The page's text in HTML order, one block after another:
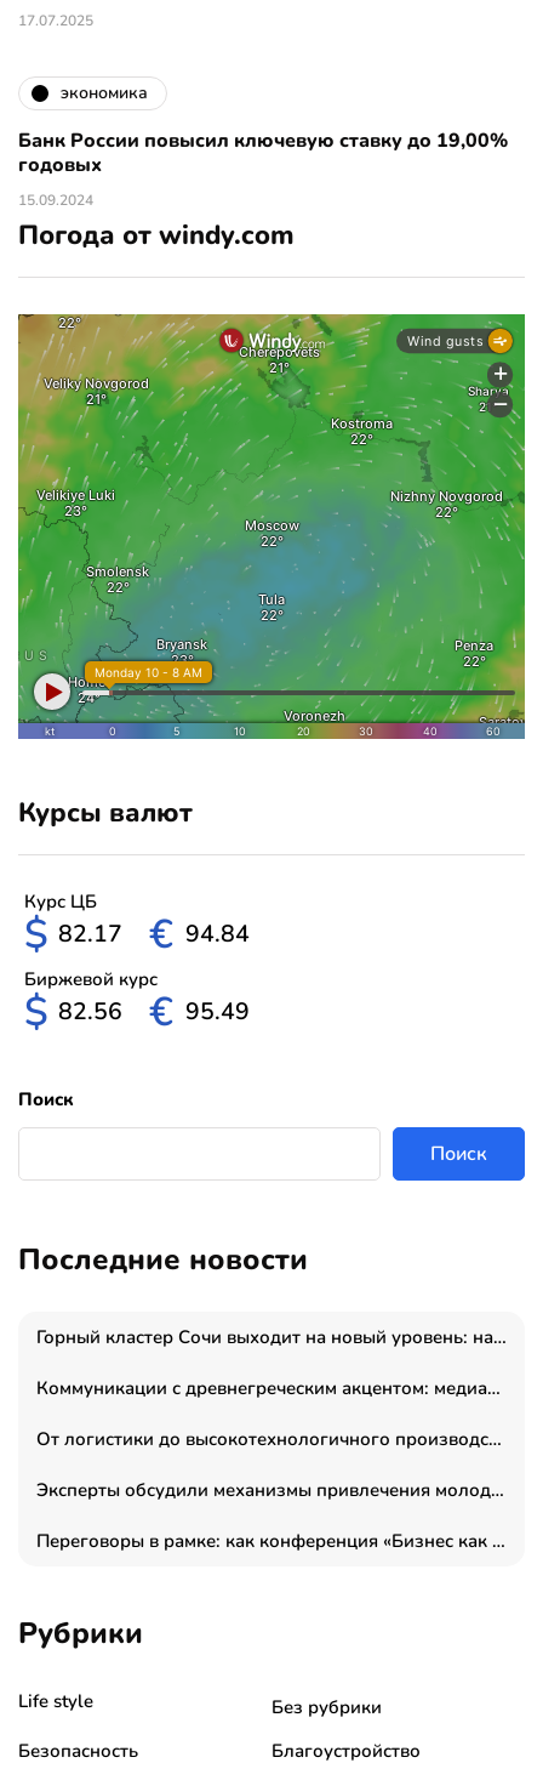
17.07.2025
экономика
Банк России повысил ключевую ставку до 19,00%
годовых
15.09.2024
Погода от windy.com
Курсы валют
Курс ЦБ
$ 82.17 € 94.84
Биржевой курс
$ 82.56 € 95.49
Поиск
Поиск
Последние новости
Горный кластер Сочи выходит на новый уровень: налоги игорной зоны выросли на 15%, а весь курорт вошёл в федеральный проект «Производительность труда»
Коммуникации с древнегреческим акцентом: медиаменеджер и журналист Владимир Дергачев запустил коммуникационное агентство «Сократ 2.0»
От логистики до высокотехнологичного производства: как основатель “гагаринга” выстраивает экосистему безопасности и гражданских БПЛА
Эксперты обсудили механизмы привлечения молодых специалистов в промышленные города
Переговоры в рамке: как конференция «Бизнес как искусство» переформатирует деловой этикет в стенах ТПП РФ
Рубрики
Life style
Без рубрики
Безопасность
Благоустройство